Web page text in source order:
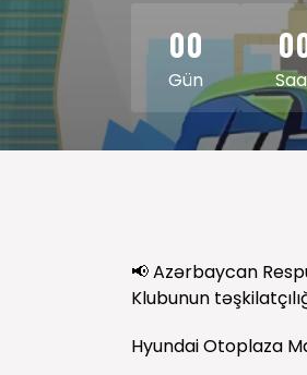
00
Gün
📢 Azərbaycan
Klubunun
Hyundai Otoplaza